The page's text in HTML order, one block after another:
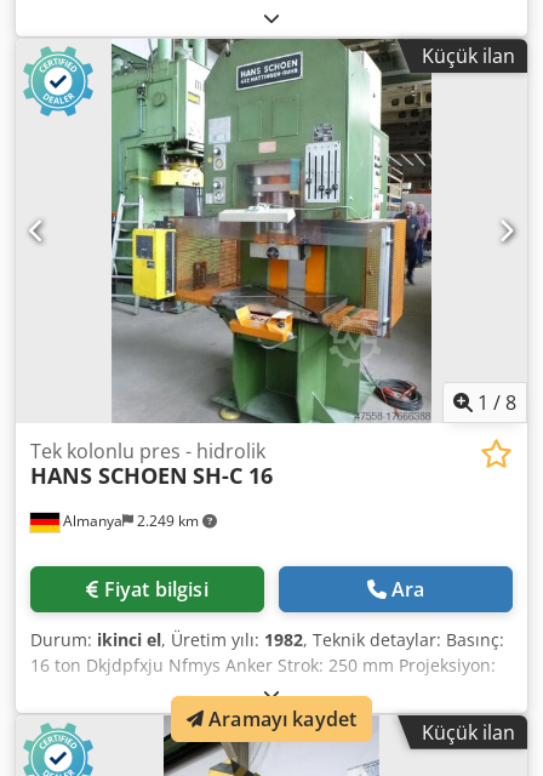
gücü: 3 kW Kurulum yüksekliği: 775 mm Makine ağırlığı
yaklaşık: 1,5 ton Sıkıştırma tablası: 470 x 330 mm Zeminden
masa yüksekliği: 800 mm Dodpfxjtxdmwo Ankskr C-Tipi 1
istasyon *
Küçük ilan
1 /8
Almanya 2.249 km
Tek kolonlu pres - hidrolik
HANS SCHOEN SH-C 16
Fiyat bilgisi Ara
Durum: ikinci el, Üretim yılı: 1982, Teknik detaylar: Basınç:
16 ton Dkjdpfxju Nfmys Anker Strok: 250 mm Projeksiyon:
270 mm Montaj yüksekliği: yaklaşık 400 mm Masa yüzeyi:
800 x 500 mm Delik çapı: Ø 50 mm Piston yüzeyi: 220 x 360
mm Pistondaki gömme: Ø 40 mm Zeminden masa
yüksekliği: 970 mm Çalışma gerilimi: 380 / 50 Hz V Kontrol
Küçük ilan
Aramayı kaydet